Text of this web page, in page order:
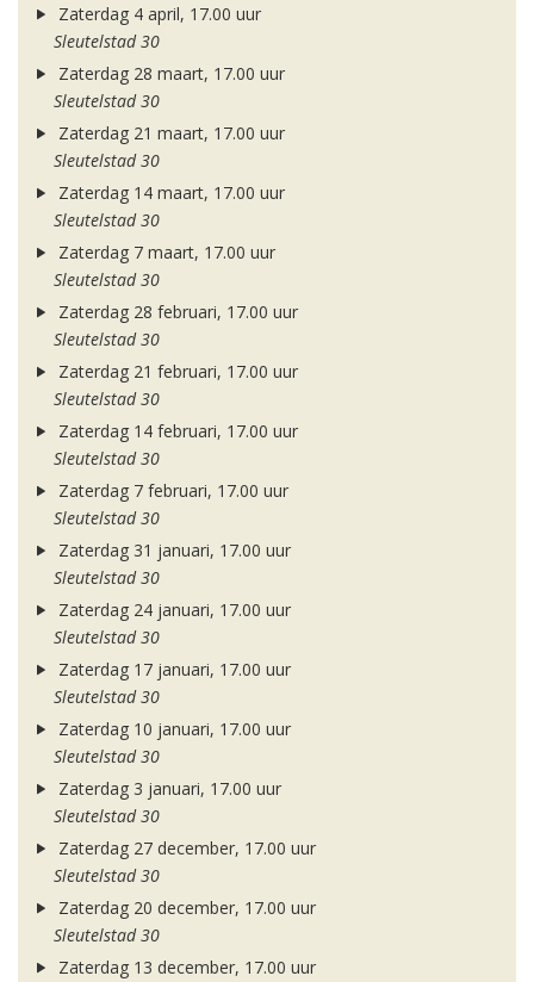
Zaterdag 4 april, 17.00 uur
Sleutelstad 30
Zaterdag 28 maart, 17.00 uur
Sleutelstad 30
Zaterdag 21 maart, 17.00 uur
Sleutelstad 30
Zaterdag 14 maart, 17.00 uur
Sleutelstad 30
Zaterdag 7 maart, 17.00 uur
Sleutelstad 30
Zaterdag 28 februari, 17.00 uur
Sleutelstad 30
Zaterdag 21 februari, 17.00 uur
Sleutelstad 30
Zaterdag 14 februari, 17.00 uur
Sleutelstad 30
Zaterdag 7 februari, 17.00 uur
Sleutelstad 30
Zaterdag 31 januari, 17.00 uur
Sleutelstad 30
Zaterdag 24 januari, 17.00 uur
Sleutelstad 30
Zaterdag 17 januari, 17.00 uur
Sleutelstad 30
Zaterdag 10 januari, 17.00 uur
Sleutelstad 30
Zaterdag 3 januari, 17.00 uur
Sleutelstad 30
Zaterdag 27 december, 17.00 uur
Sleutelstad 30
Zaterdag 20 december, 17.00 uur
Sleutelstad 30
Zaterdag 13 december, 17.00 uur